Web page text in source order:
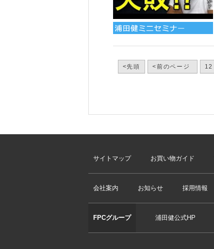
<先頭 <前のページ 12
サイトマップ お買い物ガイド
会社案内 お知らせ 採用情報
FPCグループ 浦田健公式HP